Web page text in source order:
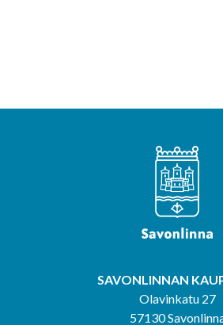
SAVONLINNAN
Olavinkatu 27
57130